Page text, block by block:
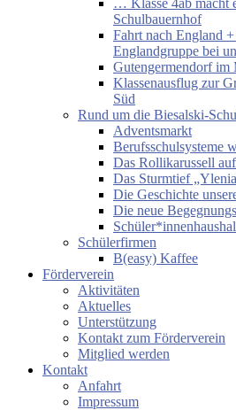
… Klasse 4ab macht
Schulbauernhof
Fahrt nach England
Englandgruppe bei
Gutengermendorf im
Klassenausflug zur
Süd
Rund um die Biesalski-
Adventsmarkt
Berufsschulsysteme
Das Rollikarussell
Das Sturmtief
Die Geschichte
Die neue
Schülerfirmen
B(easy) Kaffee
Förderverein
Aktivitäten
Aktuelles
Unterstützung
Kontakt zum Förderverein
Mitglied werden
Kontakt
Anfahrt
Impressum